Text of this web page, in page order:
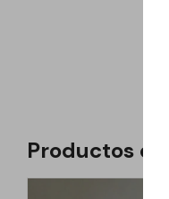
Productos